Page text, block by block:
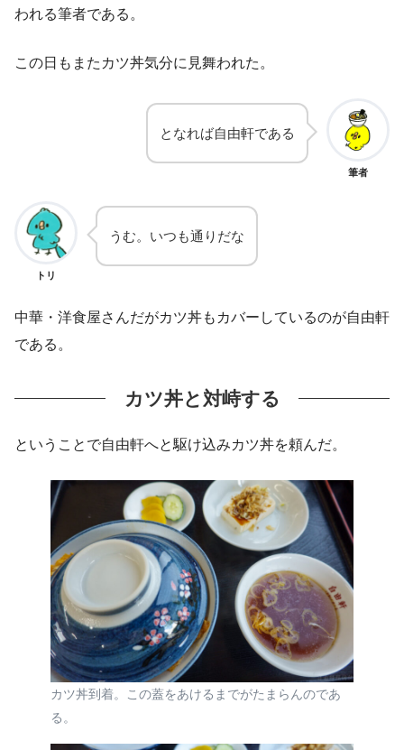
われる筆者である。
この日もまたカツ丼気分に見舞われた。
筆者
となれば自由軒である
トリ
うむ。いつも通りだな
中華・洋食屋さんだがカツ丼もカバーしているのが自由軒
である。
カツ丼と対峙する
ということで自由軒へと駆け込みカツ丼を頼んだ。
カツ丼到着。この蓋をあけるまでがたまらんのであ
る。